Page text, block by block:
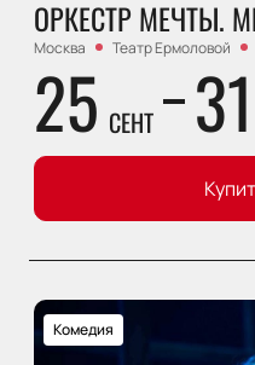
ОРКЕСТР МЕЧТЫ.
Москва Театр Ермоловой
25 СЕНТ 31
Комедия